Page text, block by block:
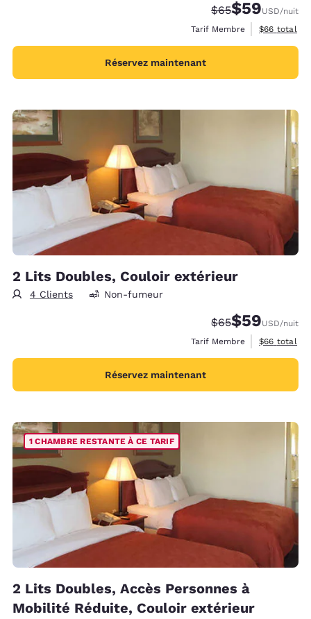
Tarif barré :
$65Tarif réduit :
$59USD/nuit
Tarif Membre
Afficher les
$66 total
Réservez maintenant
2 Lits Doubles, Couloir extérieur
4 Clients Non-fumeur
Tarif barré :
$65Tarif réduit :
$59USD/nuit
Tarif Membre
Afficher les
$66 total
Réservez maintenant
1 CHAMBRE RESTANTE À CE TARIF
2 Lits Doubles, Accès Personnes à
Mobilité Réduite, Couloir extérieur